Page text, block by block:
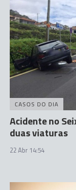
CASOS DO DIA
Acidente no
duas viaturas
22 Abr 14:54